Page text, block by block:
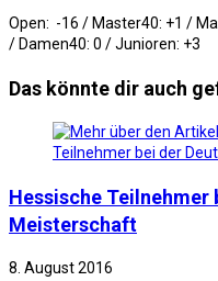
Open: -16 / Master40: +1 /
/ Damen40: 0 /Junioren: +3
Das könnte dir auch
Hessische Teilnehmer
Meisterschaft
8. August 2016